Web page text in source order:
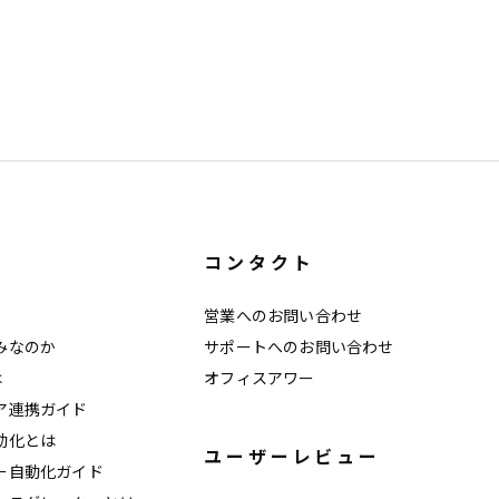
なのか
連携ガイド
化とは
自動化ガイド
コンタクト
営業へのお問い合わせ
サポートへのお問い合わせ
オフィスアワー
ユーザーレビュー